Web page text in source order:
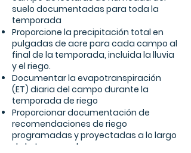
suelo documentadas para toda la
temporada
Proporcione la precipitación total en
pulgadas de acre para cada campo al
final de la temporada, incluida la lluvia
y el riego.
Documentar la evapotranspiración
(ET) diaria del campo durante la
temporada de riego
Proporcionar documentación de
recomendaciones de riego
programadas y proyectadas a lo largo
de la temporada.